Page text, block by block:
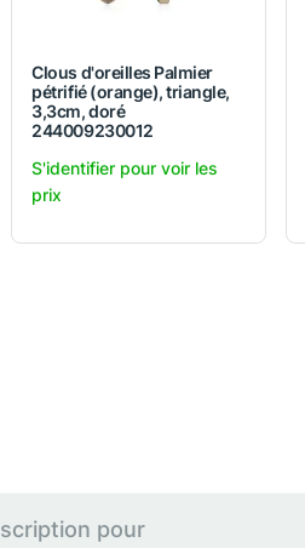
Clous d'oreilles Palmier
pétrifié (orange), triangle,
3,3cm, doré
244009230012
S'identifier pour voir les
prix
pour